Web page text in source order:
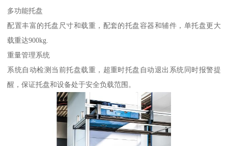
多功能托盘
配置丰富的托盘尺寸和载重，配套的托盘容器和辅件，单托盘更大
载重达900kg.
重量管理系统
系统自动检测当前托盘载重，超重时托盘自动退出系统同时报警提
醒，保证托盘和设备处于安全负载范围。